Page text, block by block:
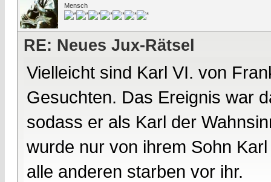
Mensch
RE: Neues Jux-Rätsel
Vielleicht sind Karl VI. von
Gesuchten. Das Ereignis war
sodass er als Karl der
wurde nur von ihrem Sohn
alle anderen starben vor ihr.